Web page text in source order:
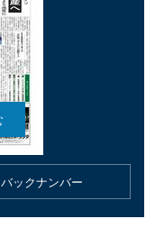
バックナンバー